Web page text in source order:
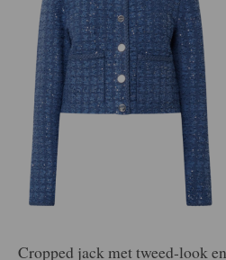
Cropped jack met tweed-look